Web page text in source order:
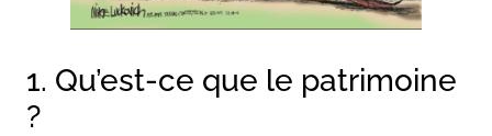
1. Qu’est-ce que le patrimoine
?